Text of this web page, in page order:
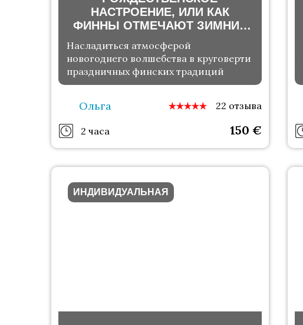
НАСТРОЕНИЕ, ИЛИ КАК
ФИННЫ ОТМЕЧАЮТ ЗИМНИЕ
ПРАЗДНИКИ
Насладиться атмосферой
новогоднего волшебства в круговерти
праздничных финских традиций
Ольга 22 отзыва
2 часа 150 €
ИНДИВИДУАЛЬНАЯ